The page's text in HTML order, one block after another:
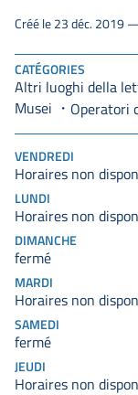
CATÉGORIES
Altri luoghi della
Musei
Operatori
VENDREDI
Horaires non
LUNDI
Horaires non
DIMANCHE
fermé
MARDI
Horaires non
SAMEDI
fermé
JEUDI
Horaires non
Créé le 23 déc. 2019